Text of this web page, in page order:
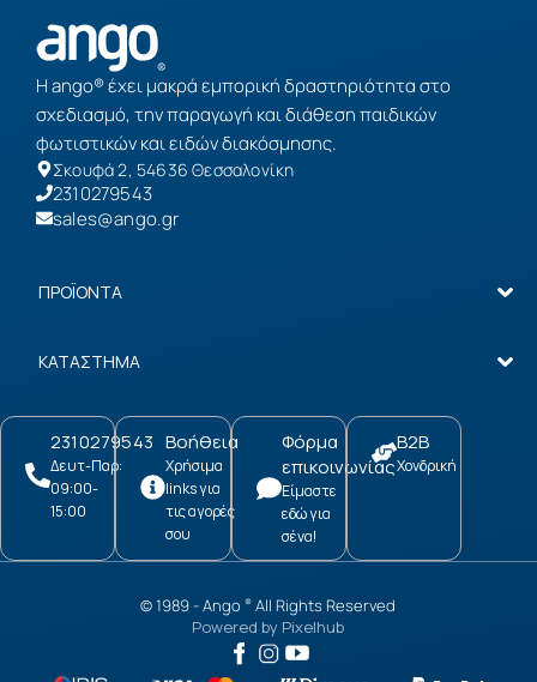
Η ango® έχει μακρά εμπορική δραστηριότητα στο
σχεδιασμό, την παραγωγή και διάθεση παιδικών
φωτιστικών και ειδών διακόσμησης.
Σκουφά 2, 54636 Θεσσαλονίκη
2310279543
sales@ango.gr
ΠΡΟΪΟΝΤΑ
ΚΑΤΑΣΤΗΜΑ
2310279543
Δευτ-Παρ:
09:00-
15:00
Βοήθεια
Χρήσιμα
links για
τις αγορές
σου
Φόρμα
επικοινωνίας
Είμαστε
εδώ για
σένα!
B2B
Χονδρική
© 1989 -Ango® All Rights Reserved
Powered by Pixelhub